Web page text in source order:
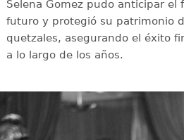
Selena Gomez pudo anticipar el
futuro y protegió su patrimonio
quetzales, asegurando el éxito
a lo largo de los años.